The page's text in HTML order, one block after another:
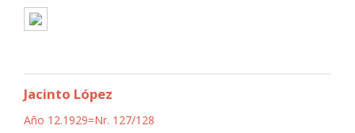
Jacinto López
Año 12.1929=Nr. 127/128